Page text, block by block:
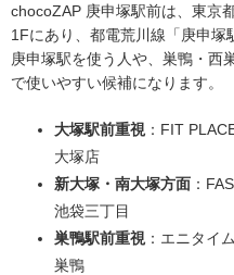
chocoZAP 庚申塚駅前は、東京
1Fにあり、都電荒川線「庚申塚
庚申塚駅を使う人や、巣鴨・西
で使いやすい候補になります。
大塚駅前重視 ：FIT
大塚店
新大塚・南大塚方面 ：
池袋三丁目
巣鴨駅前重視 ：エニタイ
巣鴨